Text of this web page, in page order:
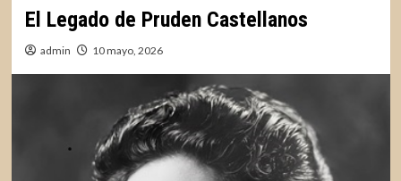
El Legado de Pruden Castellanos
admin 10 mayo, 2026